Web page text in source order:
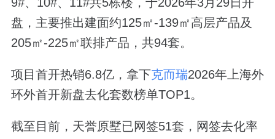
盘，主要推出建面约125㎡-139㎡高层产品及
205㎡-225㎡联排产品，共94套。
项目首开热销6.8亿，拿下克而瑞2026年上海外
环外首开新盘去化套数榜单TOP1。
截至目前，天誉原墅已网签51套，网签去化率